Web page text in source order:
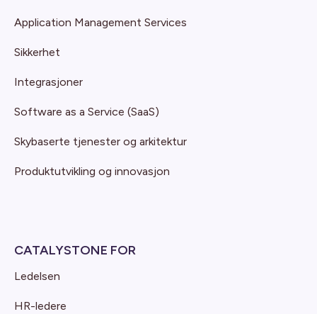
Application Management Services
Sikkerhet
Integrasjoner
Software as a Service (SaaS)
Skybaserte tjenester og arkitektur
Produktutvikling og innovasjon
CATALYSTONE FOR
Ledelsen
HR-ledere